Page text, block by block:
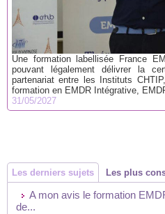
Une formation labellisée France
pouvant légalement délivrer la
partenariat entre les Instituts
formation en EMDR Intégrative,
31/05/2027
Les derniers sujets Les plus
A mon avis le formation
de...